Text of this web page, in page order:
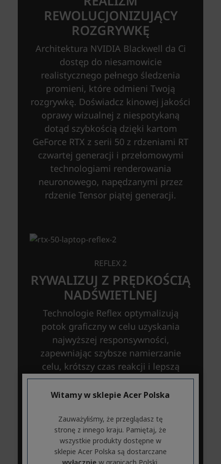
Witamy w sklepie Acer Polska
Zauważyliśmy, że przeglądasz tę
stronę z innego kraju. Pamiętaj, że
wszystkie produkty dostępne w
sklepie Acer Polska są dostarczane